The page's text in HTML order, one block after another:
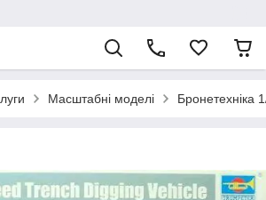
Масштабні моделі Бронетехніка